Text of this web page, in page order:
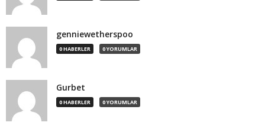
genniewetherspoo
0 HABERLER 0 YORUMLAR
Gurbet
0 HABERLER 0 YORUMLAR